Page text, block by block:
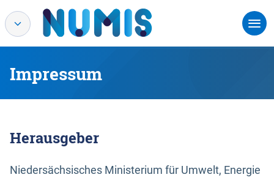
Impressum
Herausgeber
Niedersächsisches Ministerium für Umwelt, Energie